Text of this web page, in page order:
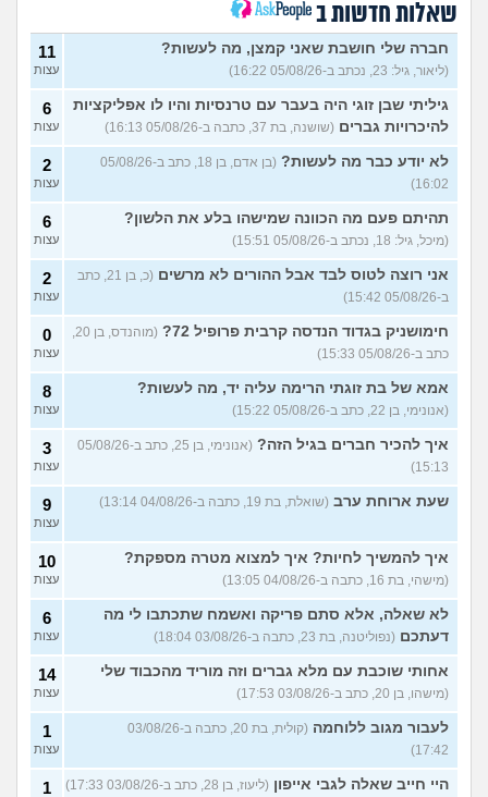
(אנונימי, בן 25)
הרס עצמי בזוגיות
בת 23)
עצות
עדיין מוצצת אצבע כהרגעה,
מה ניתן לעשות?
(נרקיס, בת
30)
7
עצות
מסדר את ארון הילדות בבית
ההורים ומוצף בזכרונות. איך
להתמודד?
5
עצות
איך מפסיקים לפחד מזה שהזמן
עובר?
(אליזבת, בת 24)
9
עצות
עם מי אנשים מתייעצים כל
5
עצות
ורוצה לחזור לזה! (זלדוס, בן 22) עצות
בודדה מאוד בלי חברים כבר 5
שנים ולא יודעת איפה להכיר
(עדן, בת 23)
5
עצות
עוד שאלות חדשות במדור
שאלות חדשות ב
חברה שלי חושבת שאני קמצן, מה לעשות?
(ליאור, גיל: 23, נכתב ב-05/08/26 16:22)
11
עצות
גיליתי שבן זוגי היה בעבר עם טרנסיות והיו לו אפליקציות
להיכרויות גברים (שושנה, בת 37, כתבה ב-05/08/26 16:13)
6
עצות
לא יודע כבר מה לעשות?
(בן אדם, בן 18, כתב ב-05/08/26
16:02)
2
עצות
תהיתם פעם מה הכוונה שמישהו בלע את הלשון?
(מיכל, גיל: 18, נכתב ב-05/08/26 15:51)
6
עצות
אני רוצה לטוס לבד אבל ההורים לא מרשים
(כ, בן 21, כתב
ב-05/08/26 15:42)
2
עצות
חימושניק בגדוד הנדסה קרבית פרופיל 72?
(מוהנדס, בן 20,
כתב ב-05/08/26 15:33)
0
עצות
אמא של בת זוגתי הרימה עליה יד, מה לעשות?
(אנונימי, בן 22, כתב ב-05/08/26 15:22)
8
עצות
איך להכיר חברים בגיל הזה?
(אנונימי, בן 25, כתב ב-05/08/26
15:13)
3
עצות
שעת ארוחת ערב (שואלת, בת 19, כתבה ב-04/08/26 13:14) 9
עצות
איך להמשיך לחיות? איך למצוא מטרה מספקת?
(מישהי, בת 16, כתבה ב-04/08/26 13:05)
10
עצות
לא שאלה, אלא סתם פריקה ואשמח שתכתבו לי מה
דעתכם (נפוליטנה, בת 23, כתבה ב-03/08/26 18:04)
6
עצות
אחותי שוכבת עם מלא גברים וזה מוריד מהכבוד שלי
(מישהו, בן 20, כתב ב-03/08/26 17:53)
14
עצות
לעבור מגוב ללוחמה
(קולית, בת 20, כתבה ב-03/08/26
17:42)
1
עצות
היי חייב שאלה לגבי אייפון (ליעוז, בן 28, כתב ב-03/08/26 17:33) 1